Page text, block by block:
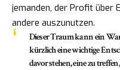
jemanden, der Profit über
andere auszunutzen.
Dieser Traum kann ein
kürzlich eine wichtige
davor stehen, eine zu